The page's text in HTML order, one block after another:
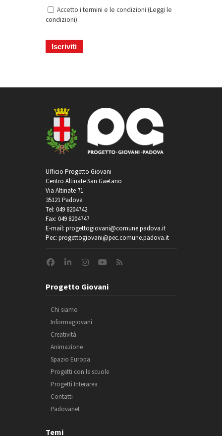
Accetto i termini e le condizioni (Leggi le
condizioni)
Ufficio Progetto Giovani
Centro Altinate San Gaetano
Via Altinate 71
35121 Padova
Tel: 049 8204742
Fax: 049 8204747
E-mail: progettogiovani@comune.padova.it
Pec: progettogiovani@pec.comune.padova.it
Progetto Giovani
Chi siamo
Informagiovani
Creatività
Animazione
Spazio Europa
Progetti con le scuole
Progetti Interarea
Contatti
Padovanet
Temi